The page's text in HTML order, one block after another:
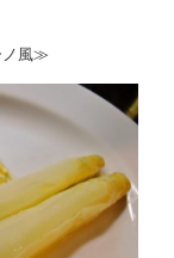
ノ風≫